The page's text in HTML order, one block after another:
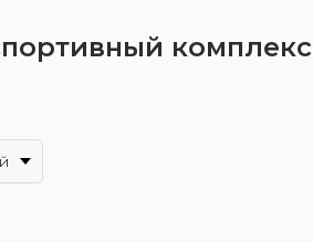
комплекс